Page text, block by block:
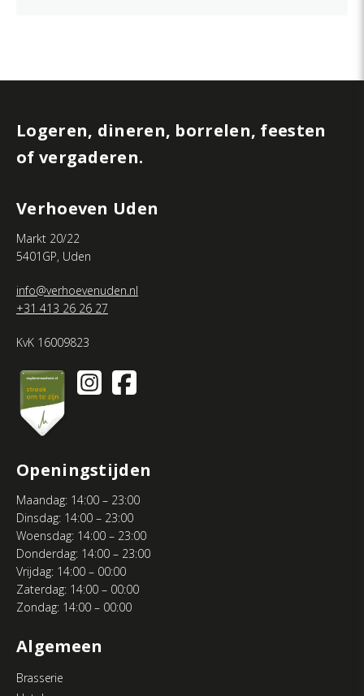
Logeren, dineren, borrelen, feesten
of vergaderen.
Verhoeven Uden
Markt 20/22
5401GP, Uden
info@verhoevenuden.nl
+31 413 26 26 27
KvK 16009823
Openingstijden
Maandag: 14:00 – 23:00
Dinsdag: 14:00 – 23:00
Woensdag: 14:00 – 23:00
Donderdag: 14:00 – 23:00
Vrijdag: 14:00 – 00:00
Zaterdag: 14:00 – 00:00
Zondag: 14:00 – 00:00
Algemeen
Brasserie